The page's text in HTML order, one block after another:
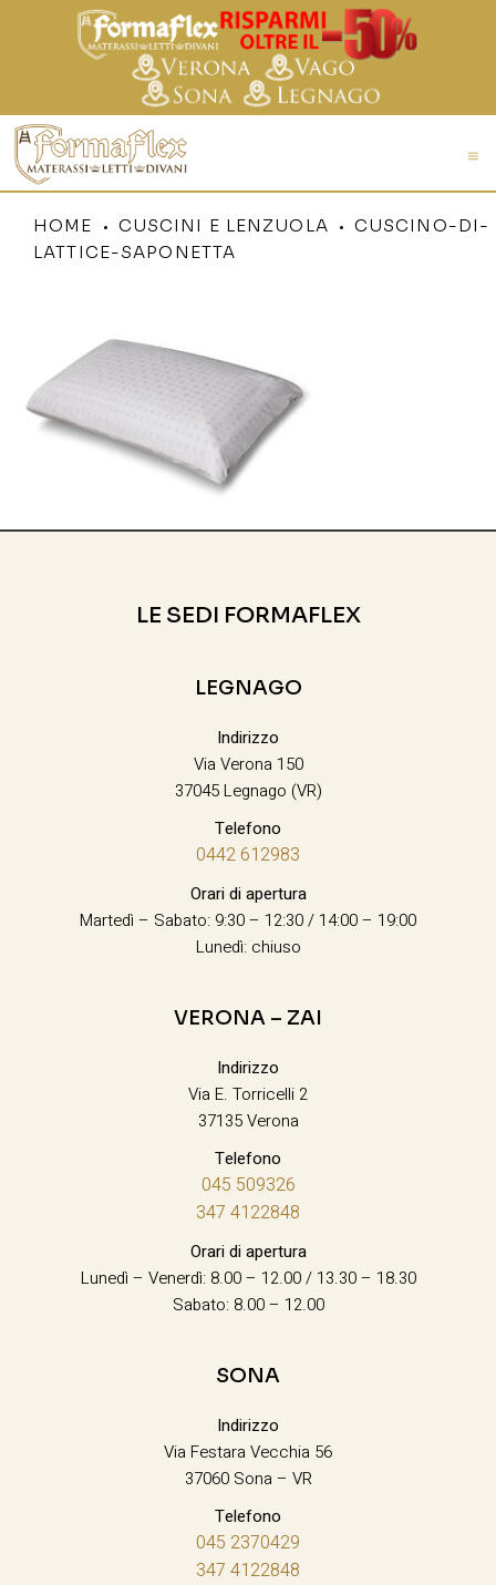
HOME CUSCINI E LENZUOLA
CUSCINO-DI-
LATTICE-SAPONETTA
LE SEDI FORMAFLEX
LEGNAGO
Indirizzo
Via Verona 150
37045 Legnago (VR)
Telefono
0442 612983
Orari di apertura
Martedì – Sabato: 9:30 – 12:30 / 14:00 – 19:00
Lunedì: chiuso
VERONA – ZAI
Indirizzo
Via E. Torricelli 2
37135 Verona
Telefono
045 509326
347 4122848
Orari di apertura
Lunedì – Venerdì: 8.00 – 12.00 / 13.30 – 18.30
Sabato: 8.00 – 12.00
SONA
Indirizzo
Via Festara Vecchia 56
37060 Sona – VR
Telefono
045 2370429
347 4122848